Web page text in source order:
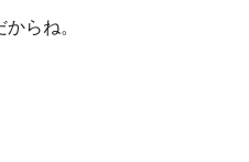
らね。